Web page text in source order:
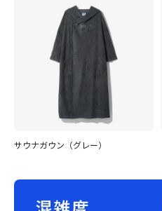
サウナガウン（グレー）